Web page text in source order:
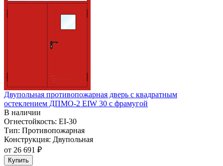
Двупольная противопожарная дверь с квадратным
остеклением ДПМО-2 EIW 30 с фрамугой
В наличии
Огнестойкость: EI-30
Тип: Противопожарная
Конструкция: Двупольная
от 26 691 ₽
Купить